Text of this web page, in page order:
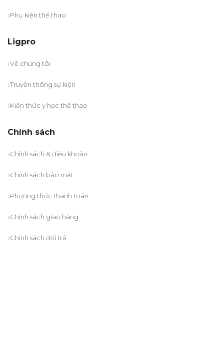
Phụ kiện thể thao
Ligpro
Về chúng tôi
Truyền thông sự kiện
Kiến thức y học thể thao
Chính sách
Chính sách & điều khoản
Chính sách bảo mật
Phương thức thanh toán
Chính sách giao hàng
Chính sách đổi trả